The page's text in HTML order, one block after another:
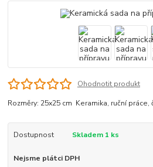
Ohodnotit produkt
Rozměry: 25x25 cm Keramika, ruční práce,
Dostupnost Skladem 1 ks
Nejsme plátci DPH